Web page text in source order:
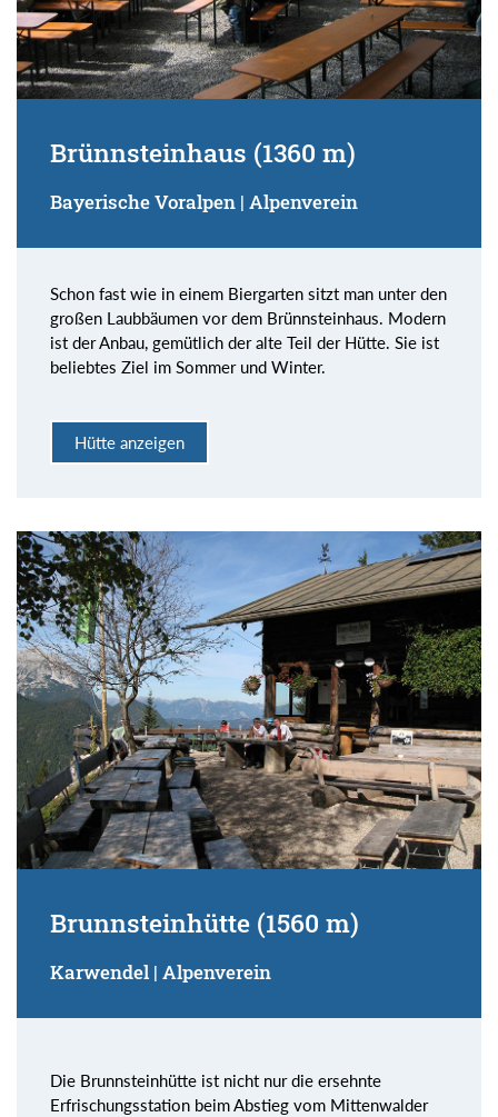
Brünnsteinhaus (1360 m)
Bayerische Voralpen | Alpenverein
Schon fast wie in einem Biergarten sitzt man unter den
großen Laubbäumen vor dem Brünnsteinhaus. Modern
ist der Anbau, gemütlich der alte Teil der Hütte. Sie ist
beliebtes Ziel im Sommer und Winter.
Hütte anzeigen
Brunnsteinhütte (1560 m)
Karwendel | Alpenverein
Die Brunnsteinhütte ist nicht nur die ersehnte
Erfrischungsstation beim Abstieg vom Mittenwalder